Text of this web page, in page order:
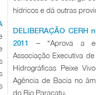
hídricos e dá outras
DELIBERAÇÃO
2011
– “Aprova a
Associação Executiva
Hidrográficas Peixe
Agência de Bacia no
do Rio Paracatu.